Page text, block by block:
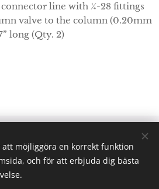
line with ¼-28 fittings
valve to the column (0.20mm
long (Qty. 2)
AB, VATnr SE559250124001,
2013, 800 02 Gävle
Cookies
att möjliggöra en korrekt funktion
och för att erbjuda dig bästa